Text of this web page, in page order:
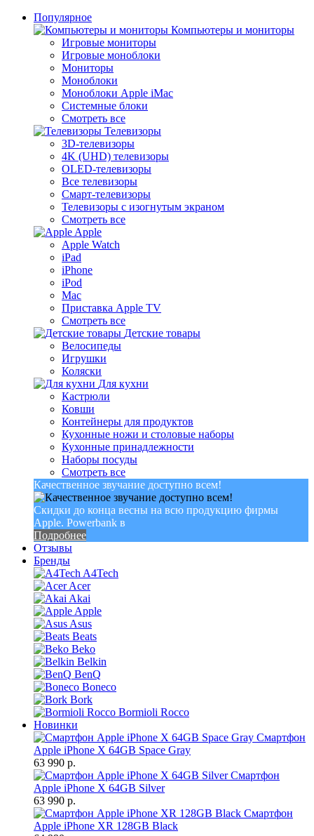
Популярное
Компьютеры и мониторы
Игровые мониторы
Игровые моноблоки
Мониторы
Моноблоки
Моноблоки Apple iMac
Системные блоки
Смотреть все
Телевизоры
3D-телевизоры
4K (UHD) телевизоры
OLED-телевизоры
Все телевизоры
Смарт-телевизоры
Телевизоры с изогнутым экраном
Смотреть все
Apple
Apple Watch
iPad
iPhone
iPod
Mac
Приставка Apple TV
Смотреть все
Детские товары
Велосипеды
Игрушки
Коляски
Для кухни
Кастрюли
Ковши
Контейнеры для продуктов
Кухонные ножи и столовые наборы
Кухонные принадлежности
Наборы посуды
Смотреть все
Качественное звучание доступно всем!
Скидки до конца весны на всю продукцию фирмы
Apple. Powerbank в
Подробнее
Отзывы
Бренды
A4Tech
Acer
Akai
Apple
Asus
Beats
Beko
Belkin
BenQ
Boneco
Bork
Bormioli Rocco
Новинки
Смартфон
Apple iPhone X 64GB Space Gray
63 990 р.
Смартфон
Apple iPhone X 64GB Silver
63 990 р.
Смартфон
Apple iPhone XR 128GB Black